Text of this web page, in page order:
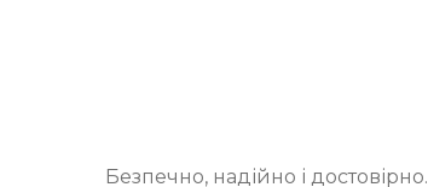
Безпечно, надійно і достовірно.